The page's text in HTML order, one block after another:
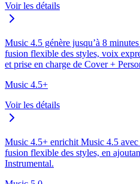
Voir les détails
Music 4.5 génère jusqu’à 8
fusion flexible des styles, voix
et prise en charge de Cover +
Music 4.5+
Voir les détails
Music 4.5+ enrichit Music 4.5 avec
fusion flexible des styles, en
Instrumental.